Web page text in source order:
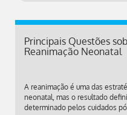
Principais Questões
Reanimação Neonatal
A reanimação é uma das
neonatal, mas o resultado
determinado pelos cuidados